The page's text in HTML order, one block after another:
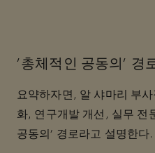
'총체적인 공동의' 경
요약하자면, 알 샤마리 부
화, 연구개발 개선, 실무 전
공동의' 경로라고 설명한다.